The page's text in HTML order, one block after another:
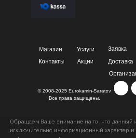
Магазин
© 2008-2025 Eurokamin-Saratov
Все права защищены.
Услуги Заявка
Акции
Контакты Доставка
Обращаем Ваше внимание на то, что данный
исключительно информационный характер и